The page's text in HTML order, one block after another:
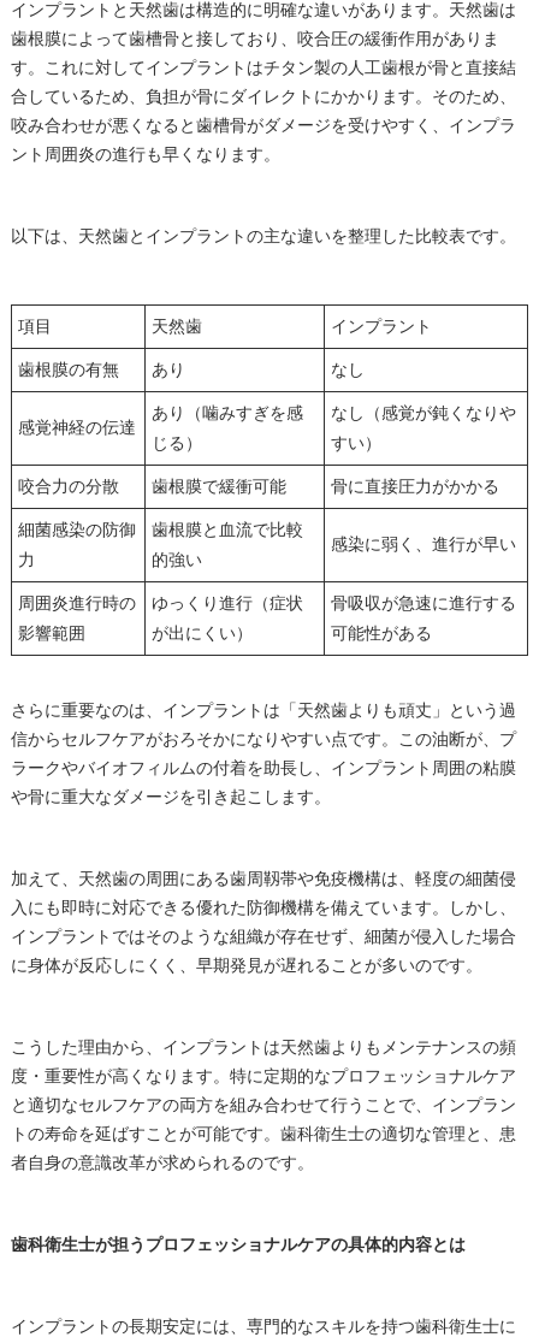
インプラントと天然歯は構造的に明確な違いがあります。天然歯は
歯根膜によって歯槽骨と接しており、咬合圧の緩衝作用がありま
す。これに対してインプラントはチタン製の人工歯根が骨と直接結
合しているため、負担が骨にダイレクトにかかります。そのため、
咬み合わせが悪くなると歯槽骨がダメージを受けやすく、インプラ
ント周囲炎の進行も早くなります。
以下は、天然歯とインプラントの主な違いを整理した比較表です。
項目 天然歯 インプラント
歯根膜の有無 あり なし
感覚神経の伝達
あり（噛みすぎを感
じる）
なし（感覚が鈍くなりや
すい）
咬合力の分散 歯根膜で緩衝可能 骨に直接圧力がかかる
細菌感染の防御
力
歯根膜と血流で比較
的強い
感染に弱く、進行が早い
周囲炎進行時の
影響範囲
ゆっくり進行（症状
が出にくい）
骨吸収が急速に進行する
可能性がある
さらに重要なのは、インプラントは「天然歯よりも頑丈」という過
信からセルフケアがおろそかになりやすい点です。この油断が、プ
ラークやバイオフィルムの付着を助長し、インプラント周囲の粘膜
や骨に重大なダメージを引き起こします。
加えて、天然歯の周囲にある歯周靱帯や免疫機構は、軽度の細菌侵
入にも即時に対応できる優れた防御機構を備えています。しかし、
インプラントではそのような組織が存在せず、細菌が侵入した場合
に身体が反応しにくく、早期発見が遅れることが多いのです。
こうした理由から、インプラントは天然歯よりもメンテナンスの頻
度・重要性が高くなります。特に定期的なプロフェッショナルケア
と適切なセルフケアの両方を組み合わせて行うことで、インプラン
トの寿命を延ばすことが可能です。歯科衛生士の適切な管理と、患
者自身の意識改革が求められるのです。
歯科衛生士が担うプロフェッショナルケアの具体的内容とは
インプラントの長期安定には、専門的なスキルを持つ歯科衛生士に